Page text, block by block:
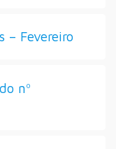
– Fevereiro
nº